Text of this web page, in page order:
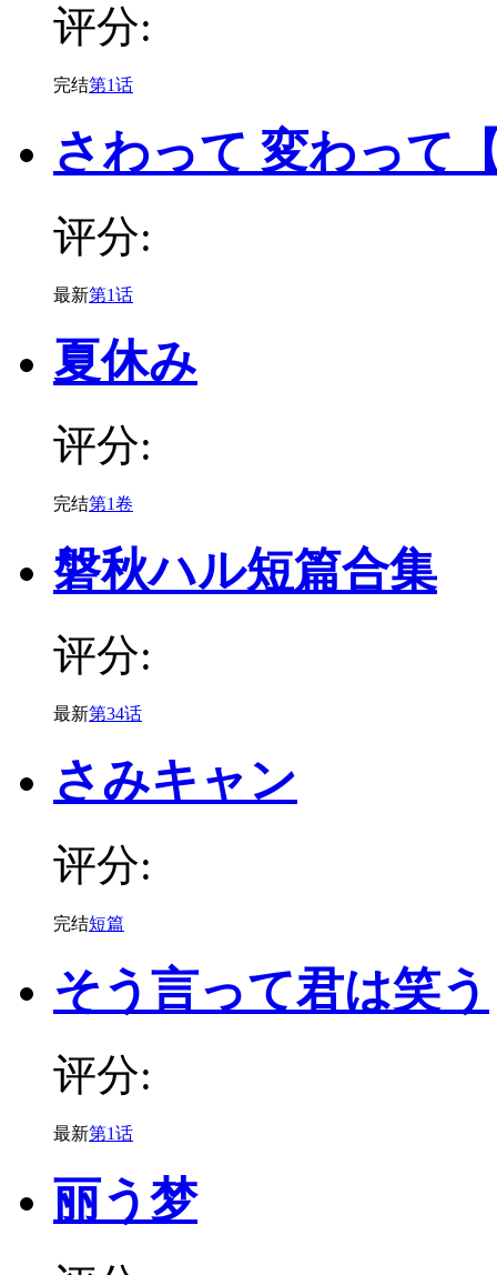
评分:
完结第1话
さわって 変わって
评分:
最新第1话
夏休み
评分:
完结第1卷
磐秋ハル短篇合集
评分:
最新第34话
さみキャン
评分:
完结短篇
そう言って君は笑う
评分:
最新第1话
丽う梦